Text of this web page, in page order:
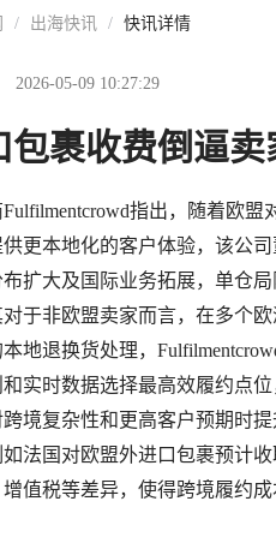
/ 出海快讯 / 快讯详情
2026-05-09 10:27:29
包裹收费倒逼
指出，随着欧
更本地化的客户体验，该公
扩大及国际业务拓展，单仓
于非欧盟卖家而言，在多个
地退换货处理，
实时数据选择最高效履约点
境复杂性和更高客户预期时
法国对欧盟外进口包裹预计
值税等差异，使得跨境履约